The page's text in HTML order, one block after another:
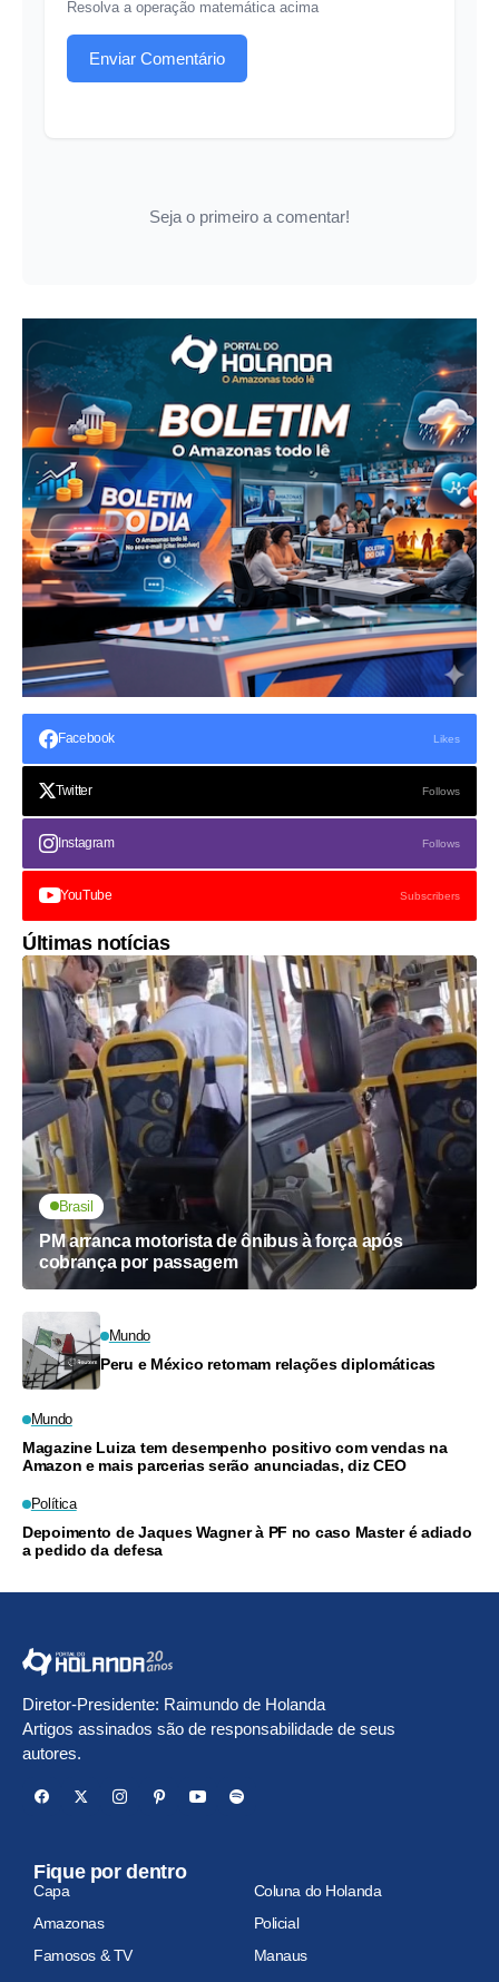
Resolva a operação matemática acima
Enviar Comentário
Seja o primeiro a comentar!
Facebook Likes
Twitter Follows
Instagram Follows
YouTube Subscribers
Últimas notícias
Brasil
PM arranca motorista de ônibus à força após
cobrança por passagem
Mundo
Peru e México retomam relações diplomáticas
Mundo
Magazine Luiza tem desempenho positivo com vendas na
Amazon e mais parcerias serão anunciadas, diz CEO
Política
Depoimento de Jaques Wagner à PF no caso Master é adiado
a pedido da defesa
Diretor-Presidente: Raimundo de Holanda
Artigos assinados são de responsabilidade de seus
autores.
Fique por dentro
Capa
Coluna do Holanda
Amazonas
Policial
Famosos & TV
Manaus